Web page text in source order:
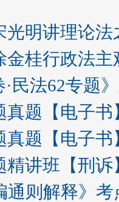
光明讲理论
民法62专题
真题【电子
真题【电子
精讲班【刑
通则解释》